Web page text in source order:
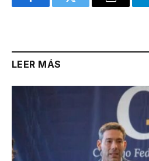
FacebookTwitter Email
LEER MÁS